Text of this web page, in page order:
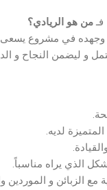
من هو الريادي؟
في مشروع يسعى
و ليضمن النجاح و
لديه.
الذي يراه مناسباً.
الزبائن و الموردين